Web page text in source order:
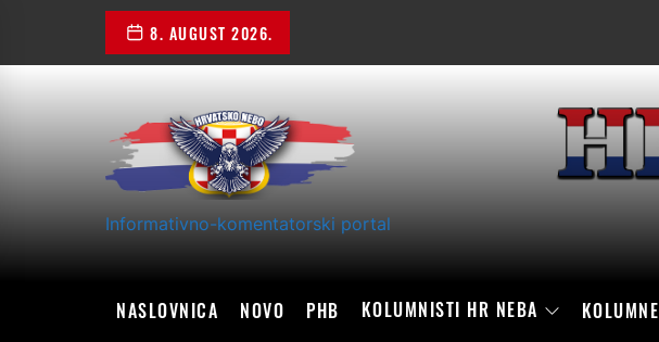
the
8. AUGUST 2026.
Informativno-komentatorski portal
NASLOVNICA NOVO PHB KOLUMNISTI HR NEBA KOLUMNE